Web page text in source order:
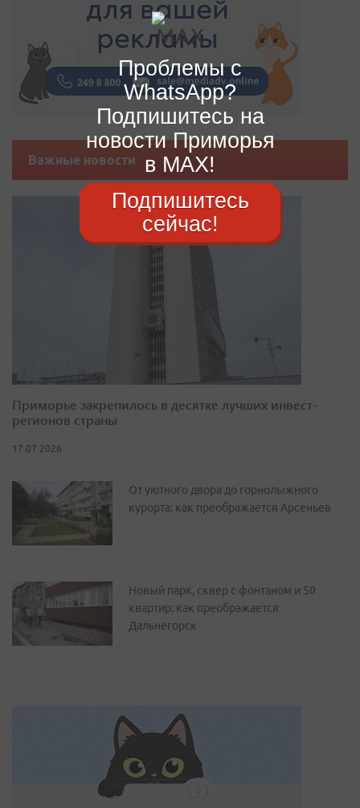
Важные новости
Приморье закрепилось в десятке лучших инвест-
регионов страны
17.07.2026
От уютного двора до горнолыжного
курорта: как преображается Арсеньев
Новый парк, сквер с фонтаном и 50
квартир: как преображается
Дальнегорск
Проблемы с
WhatsApp?
Подпишитесь на
новости Приморья
в MAX!
Подпишитесь
сейчас!